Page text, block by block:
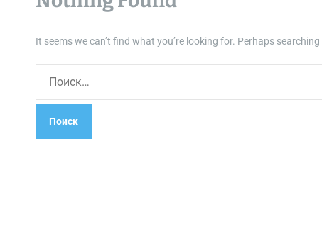
It seems we can’t find what you’re looking for. Perhaps
й
и